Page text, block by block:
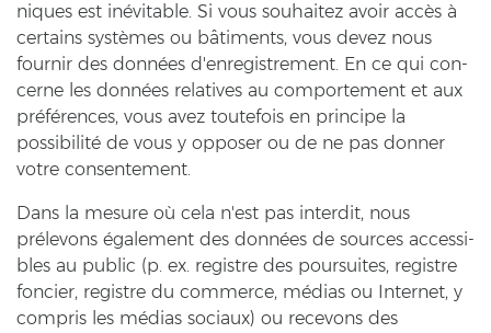
ni­ques est inévitable. Si vous sou­hai­tez avoir accès à
cer­tains systèmes ou bâtiments, vous devez nous
four­nir des données d'en­re­gis­tre­ment. En ce qui con­
cer­ne les données re­la­ti­ves au com­porte­ment et aux
préférences, vous avez tou­te­fois en prin­ci­pe la
possibilité de vous y op­po­ser ou de ne pas don­ner
votre con­sen­te­ment.
Dans la me­su­re où cela n'est pas in­ter­dit, nous
prélevons également des données de sources ac­ces­si­
bles au pu­blic (p. ex. re­gist­re des pour­suites, re­gist­re
fon­cier, re­gist­re du com­mer­ce, médias ou In­ter­net, y
com­pris les médias so­ci­aux) ou rece­vons des